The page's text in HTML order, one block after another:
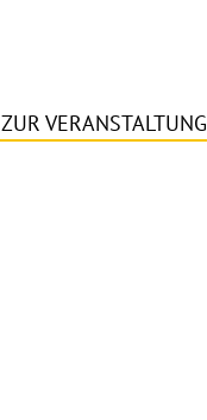
VERANSTALTUNG